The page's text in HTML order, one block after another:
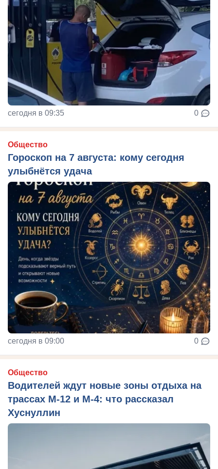
сегодня в 09:35 0
Общество
Гороскоп на 7 августа: кому сегодня
улыбнётся удача
сегодня в 09:00 0
Общество
Водителей ждут новые зоны отдыха на
трассах М-12 и М-4: что рассказал
Хуснуллин